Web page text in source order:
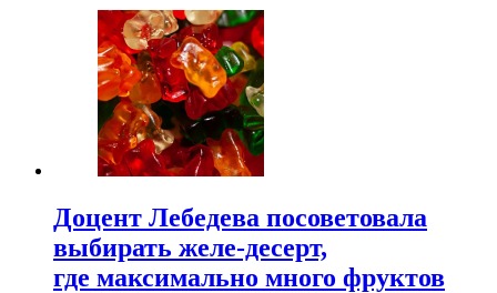
Доцент Лебедева посоветовала
выбирать желе-десерт,
где максимально много фруктов